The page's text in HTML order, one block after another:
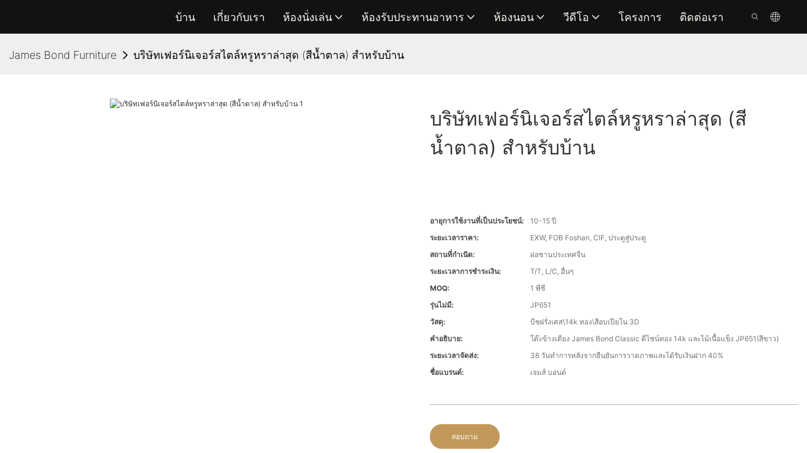
บ้าน เกี่ยวกับเรา ห้องนั่งเล่น ห้องรับประทานอาหาร ห้องนอน วีดีโอ โครงการ ติดต่อเรา
James Bond Furniture บริษัทเฟอร์นิเจอร์สไตล์หรูหราล่าสุด (สีน้ำตาล) สำหรับบ้าน
บริษัทเฟอร์นิเจอร์สไตล์หรูหราล่าสุด (สี
น้ำตาล) สำหรับบ้าน
อายุการใช้งานที่เป็นประโยชน์:
10-15 ปี
ระยะเวลาราคา:
EXW, FOB Foshan, CIF, ประตูสู่ประตู
สถานที่กำเนิด:
ฝอซานประเทศจีน
ระยะเวลาการชำระเงิน:
T/T, L/C, อื่นๆ
MOQ:
1 พีซี
รุ่นไม่มี:
JP651
วัสดุ:
บีชฝรั่งเศส\14k ทอง\สีอบเปียโน 3D
คำอธิบาย:
โต๊ะข้างเตียง James Bond Classic ดีไซน์ทอง 14k และไม้เนื้อแข็ง JP651(สีขาว)
ระยะเวลาจัดส่ง:
38 วันทำการหลังจากยืนยันการวาดภาพและได้รับเงินฝาก 40%
ชื่อแบรนด์:
เจมส์ บอนด์
สอบถาม